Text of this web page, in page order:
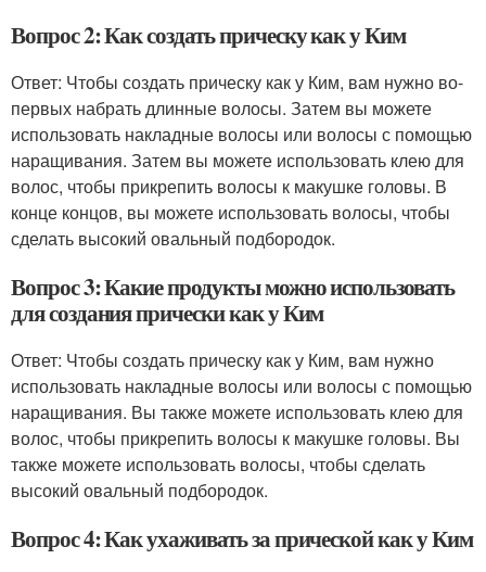
Вопрос 2: Как создать прическу как у Ким
Ответ: Чтобы создать прическу как у Ким, вам нужно во-
первых набрать длинные волосы. Затем вы можете
использовать накладные волосы или волосы с помощью
наращивания. Затем вы можете использовать клею для
волос, чтобы прикрепить волосы к макушке головы. В
конце концов, вы можете использовать волосы, чтобы
сделать высокий овальный подбородок.
Вопрос 3: Какие продукты можно использовать
для создания прически как у Ким
Ответ: Чтобы создать прическу как у Ким, вам нужно
использовать накладные волосы или волосы с помощью
наращивания. Вы также можете использовать клею для
волос, чтобы прикрепить волосы к макушке головы. Вы
также можете использовать волосы, чтобы сделать
высокий овальный подбородок.
Вопрос 4: Как ухаживать за прической как у Ким